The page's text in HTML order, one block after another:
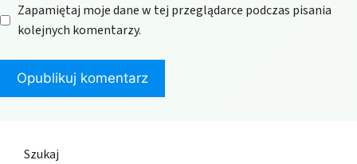
Zapamiętaj moje dane w tej przeglądarce podczas pisania
kolejnych komentarzy.
Szukaj